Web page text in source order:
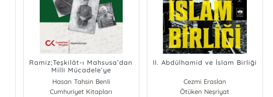
Ramiz;Teşkilât-ı Mahsusa’dan
Milli Mücadele’ye
Hasan Tahsin Benli
Cumhuriyet Kitapları
II. Abdülhamid ve İslam Birliği
Cezmi Eraslan
Ötüken Neşriyat